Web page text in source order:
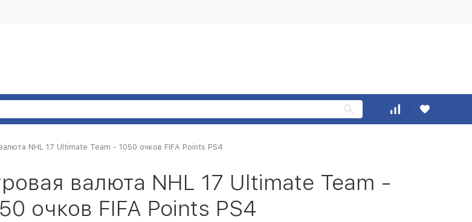
NHL 17 Ultimate Team - 1050 очков FIFA Points PS4
валюта NHL 17 Ultimate Team -
очков FIFA Points PS4